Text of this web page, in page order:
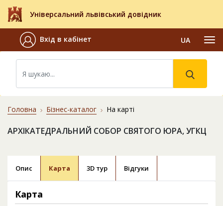
Універсальний львівський довідник
Вхід в кабінет UA
Головна Бізнес-каталог На карті
АРХІКАТЕДРАЛЬНИЙ СОБОР СВЯТОГО ЮРА, УГКЦ
Опис Карта 3D тур Відгуки
Карта